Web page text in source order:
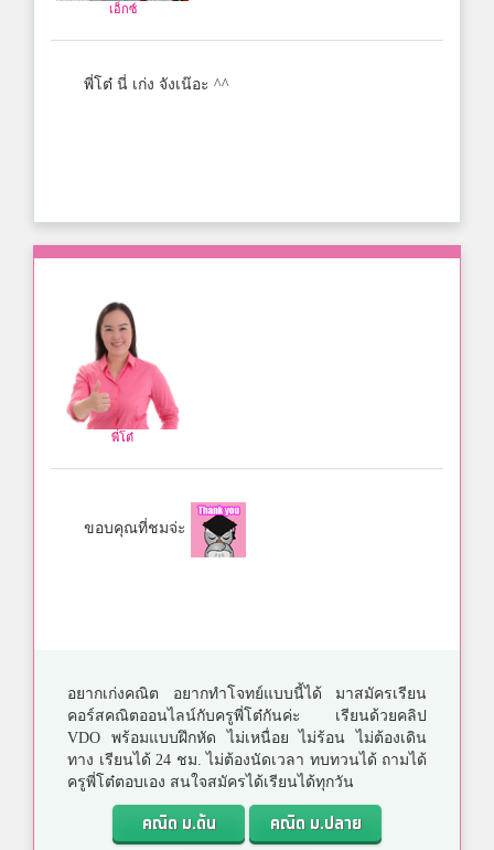
เอ็กซ์
พี่โต๋ นี่ เก่ง จังเน๊อะ ^^
พี่โต๋
ขอบคุณที่ชมจ่ะ
อยากเก่งคณิต อยากทำโจทย์แบบนี้ได้ มาสมัครเรียน
คอร์สคณิตออนไลน์กับครูพี่โต๋กันค่ะ เรียนด้วยคลิป
VDO พร้อมแบบฝึกหัด ไม่เหนื่อย ไม่ร้อน ไม่ต้องเดิน
ทาง เรียนได้ 24 ชม. ไม่ต้องนัดเวลา ทบทวนได้ ถามได้
ครูพี่โต๋ตอบเอง สนใจสมัครได้เรียนได้ทุกวัน
คณิต ม.ต้น
คณิต ม.ปลาย